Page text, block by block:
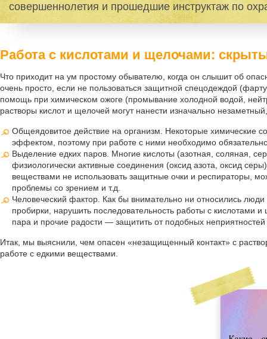
совершеннолетия и прошедшие инструктаж по
Работа с кислотами и щелочами:
Что приходит на ум простому обывателю, когда он слышит об
очень просто, если не пользоваться защитной спецодеждой
помощь при химическом ожоге (промывание холодной водой,
растворы кислот и щелочей могут нанести изначально
Общеядовитое действие на организм. Некоторые химические
эффектом, поэтому при работе с ними необходимо
Выделение едких паров. Многие кислоты (азотная, соляная,
физиологически активные соединения (оксид азота, оксид
веществами не использовать защитные очки и респираторы,
проблемы со зрением и т.д.
Человеческий фактор. Как бы внимательно ни относились
пробирки, нарушить последовательность работы с кислотами
пара и прочие радости — защитить от подобных
Итак, мы выяснили, чем опасен «незащищенный контакт» с
работе с едкими веществами.